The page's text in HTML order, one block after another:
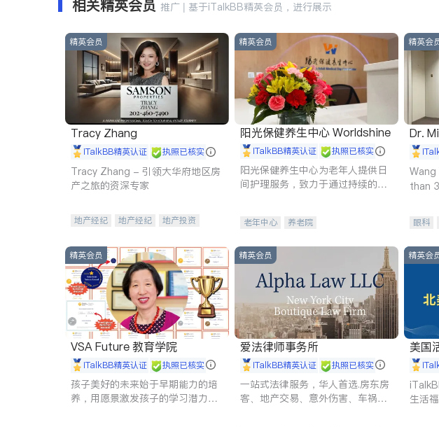
相关精英会员 推广 | 基于iTalkBB精英会员，进行展示
精英会员
Tracy Zhang
iTalkBB精英认证 执照已核实
Tracy Zhang - 引领大华府地区房
产之旅的资深专家
地产经纪 地产经纪
地产投资
精英会员
阳光保健养生中心 Worldshine
iTalkBB精英认证 执照已核实
阳光保健养生中心为老年人提供日
间护理服务，致力于通过持续的护
老年中心 养老院
精英会
Dr.
than
眼科
精英会员
VSA Future 教育学院
iTalkBB精英认证 执照已核实
孩子美好的未来始于早期能力的培
养，用愿景激发孩子的学习潜力和
精英会员
爱法律师事务所
iTalkBB精英认证 执照已核实
一站式法律服务，华人首选.房东房
客、地产交易、意外伤害、车祸重
精英会
美国
生活